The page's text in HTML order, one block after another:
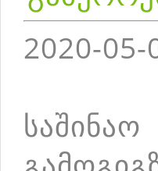
2020-